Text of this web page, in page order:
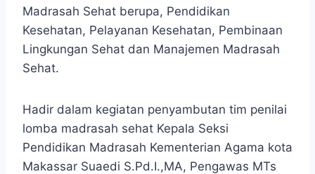
Madrasah Sehat berupa, Pendidikan
Kesehatan, Pelayanan Kesehatan, Pembinaan
Lingkungan Sehat dan Manajemen Madrasah
Sehat.
Hadir dalam kegiatan penyambutan tim penilai
lomba madrasah sehat Kepala Seksi
Pendidikan Madrasah Kementerian Agama kota
Makassar Suaedi S.Pd.I.,MA, Pengawas MTs